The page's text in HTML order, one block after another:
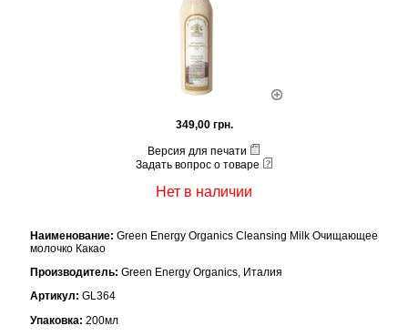
349,00 грн.
Версия для печати
Задать вопрос о товаре
Нет в наличии
Наименование: Green Energy Organics Cleansing Milk Очищающее
молочко Какао
Производитель: Green Energy Organics, Италия
Артикул: GL364
Упаковка: 200мл